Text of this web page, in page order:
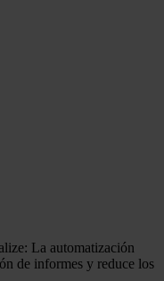
La automatización
de informes y reduce los